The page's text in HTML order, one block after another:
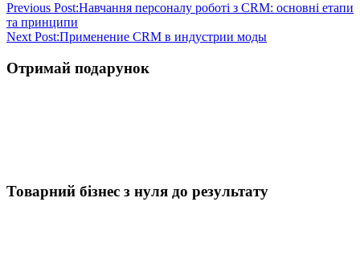
Previous Post:Навчання персоналу роботі з CRM: основні етапи
та принципи
Next Post:Применение CRM в индустрии моды
Отримай подарунок
Товарний бізнес з нуля до результату